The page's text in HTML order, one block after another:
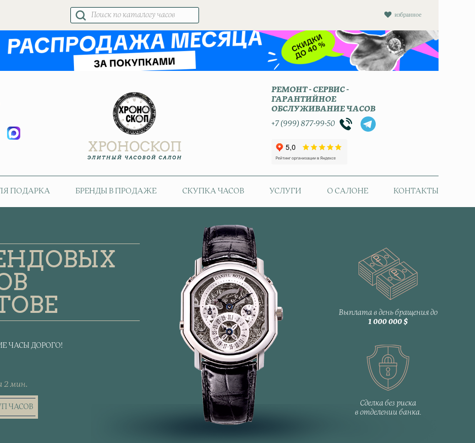
избранное
Поиск
товаров
РЕМОНТ - СЕРВИС -
ГАРАНТИЙНОЕ
ОБСЛУЖИВАНИЕ ЧАСОВ
+7 (999) 877-99-50
ПОДАРКА БРЕНДЫ В ПРОДАЖЕ СКУПКА ЧАСОВ УСЛУГИ О САЛОНЕ КОНТАКТЫ
ЧАСЫ ДОРОГО!
2 мин.
ЧАСОВ
Выплата в день бращения до
1 000 000 $
Сделка без риска
в отделении банка.